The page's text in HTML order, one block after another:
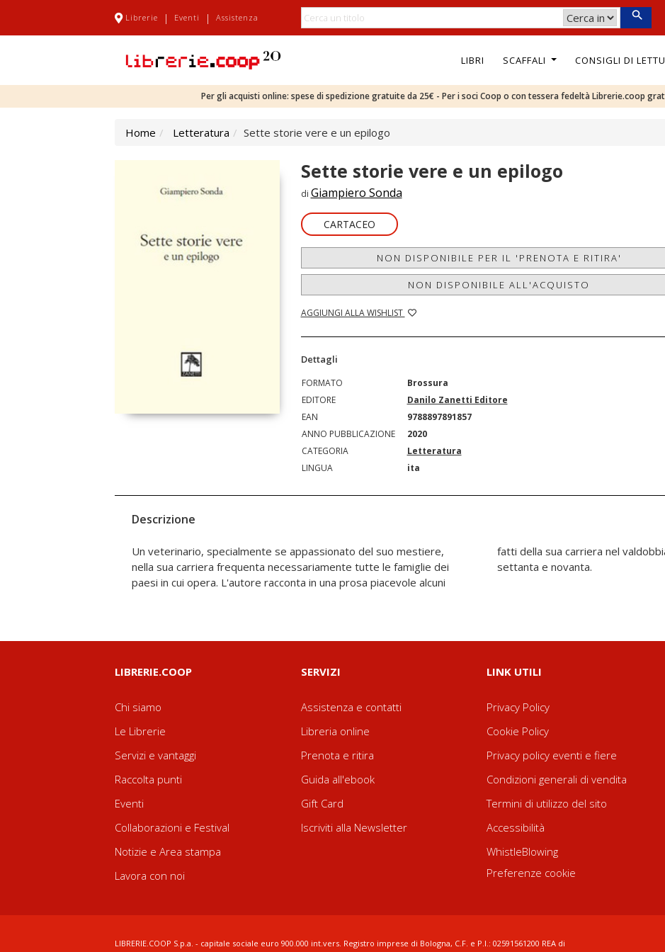
Librerie | Eventi | Assistenza
LIBRI SCAFFALI CONSIGLI DI
Per gli acquisti online: spese di spedizione gratuite da 25€ - Per i soci Coop o con tessera fedeltà Librerie.coop
Home Letteratura Sette storie vere e un epilogo
Sette storie vere e un epilogo
di Giampiero Sonda
CARTACEO
NON DISPONIBILE PER IL 'PRENOTA E RITIRA'
NON DISPONIBILE ALL'ACQUISTO
AGGIUNGI ALLA WISHLIST
Dettagli
FORMATO
Brossura
EDITORE
Danilo Zanetti Editore
EAN
9788897891857
ANNO PUBBLICAZIONE
2020
CATEGORIA
Letteratura
LINGUA
ita
Descrizione
Un veterinario, specialmente se appassionato del suo mestiere,
nella sua carriera frequenta necessariamente tutte le famiglie dei
paesi in cui opera. L'autore racconta in una prosa piacevole alcuni
fatti della sua carriera nel valdobbiadenese, nel periodo tra gli anni
settanta e novanta.
LIBRERIE.COOP
Chi siamo
Le Librerie
Servizi e vantaggi
Raccolta punti
Eventi
Collaborazioni e Festival
Notizie e Area stampa
Lavora con noi
SERVIZI
Assistenza e contatti
Libreria online
Prenota e ritira
Guida all'ebook
Gift Card
Iscriviti alla Newsletter
LINK UTILI
Privacy Policy
Cookie Policy
Privacy policy eventi e fiere
Condizioni generali di vendita
Termini di utilizzo del sito
Accessibilità
WhistleBlowing
Preferenze cookie
LIBRERIE.COOP S.p.a. - capitale sociale euro 900.000 int.vers. Registro imprese di Bologna, C.F. e P.I.: 02591561200 REA di